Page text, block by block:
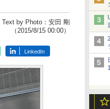
Text by Photo：安田 剛
（2015/8/15 00:00）
LinkedIn